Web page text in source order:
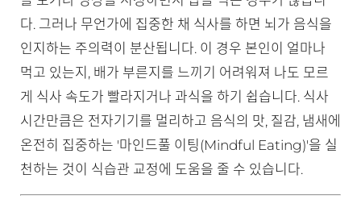
다. 그러나 무언가에 집중한 채 식사를 하면 뇌가 음식을
인지하는 주의력이 분산됩니다. 이 경우 본인이 얼마나
먹고 있는지, 배가 부른지를 느끼기 어려워져 나도 모르
게 식사 속도가 빨라지거나 과식을 하기 쉽습니다. 식사
시간만큼은 전자기기를 멀리하고 음식의 맛, 질감, 냄새에
온전히 집중하는 '마인드풀 이팅(Mindful Eating)'을 실
천하는 것이 식습관 교정에 도움을 줄 수 있습니다.